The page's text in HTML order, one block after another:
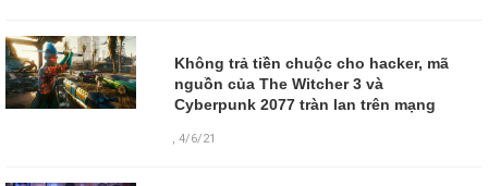
Không trả tiền chuộc cho hacker, mã
nguồn của The Witcher 3 và
Cyberpunk 2077 tràn lan trên mạng
,4/6/21